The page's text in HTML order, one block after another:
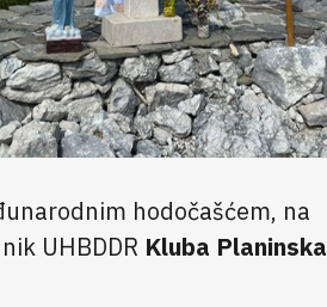
hodočašćem, na
UHBDDR Kluba Planinska